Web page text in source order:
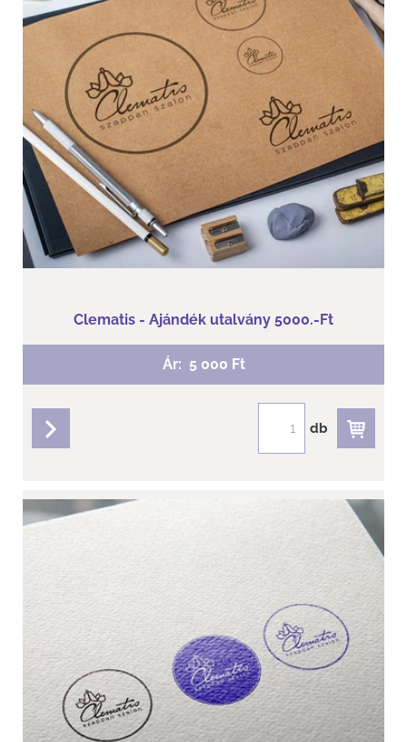
Szeretnéd megajándékozni a választás lehetőségével
számodra kedves barátokat, családtagot, vagy
munkatársadat?
Válaszd ajándék utalványunkat!
Clematis - Ajándék utalvány 5000.-Ft
Ár: 5 000 Ft
db
Clematis - Ajándék utalvány 10.000.-Ft
Szeretnéd megajándékozni a választás lehetőségével
számodra kedves barátokat, családtagot, vagy
munkatársadat?
Válaszd ajándék utalványunkat!